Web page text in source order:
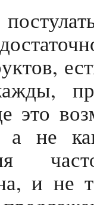
это
а не
и не